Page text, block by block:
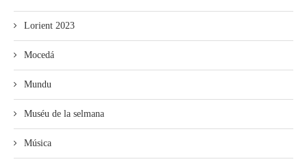
Lorient 2023
Mocedá
Mundu
Muséu de la selmana
Música